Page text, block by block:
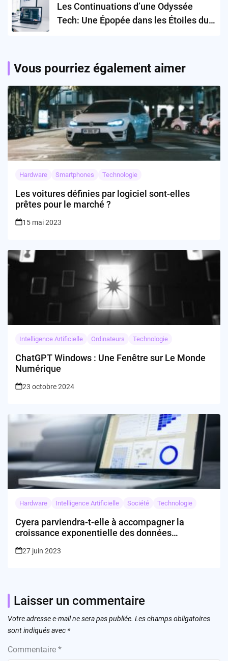
Les Continuations d’une Odyssée
Tech: Une Épopée dans les Étoiles du
Vous pourriez également aimer
Hardware Smartphones Technologie
Les voitures définies par logiciel sont-elles
prêtes pour le marché ?
15 mai 2023
Intelligence Artificielle Ordinateurs Technologie
ChatGPT Windows : Une Fenêtre sur Le Monde
Numérique
23 octobre 2024
Hardware Intelligence Artificielle Société Technologie
Cyera parviendra-t-elle à accompagner la
croissance exponentielle des données
27 juin 2023
Laisser un commentaire
Votre adresse e-mail ne sera pas publiée. Les champs obligatoires
sont indiqués avec *
Commentaire *